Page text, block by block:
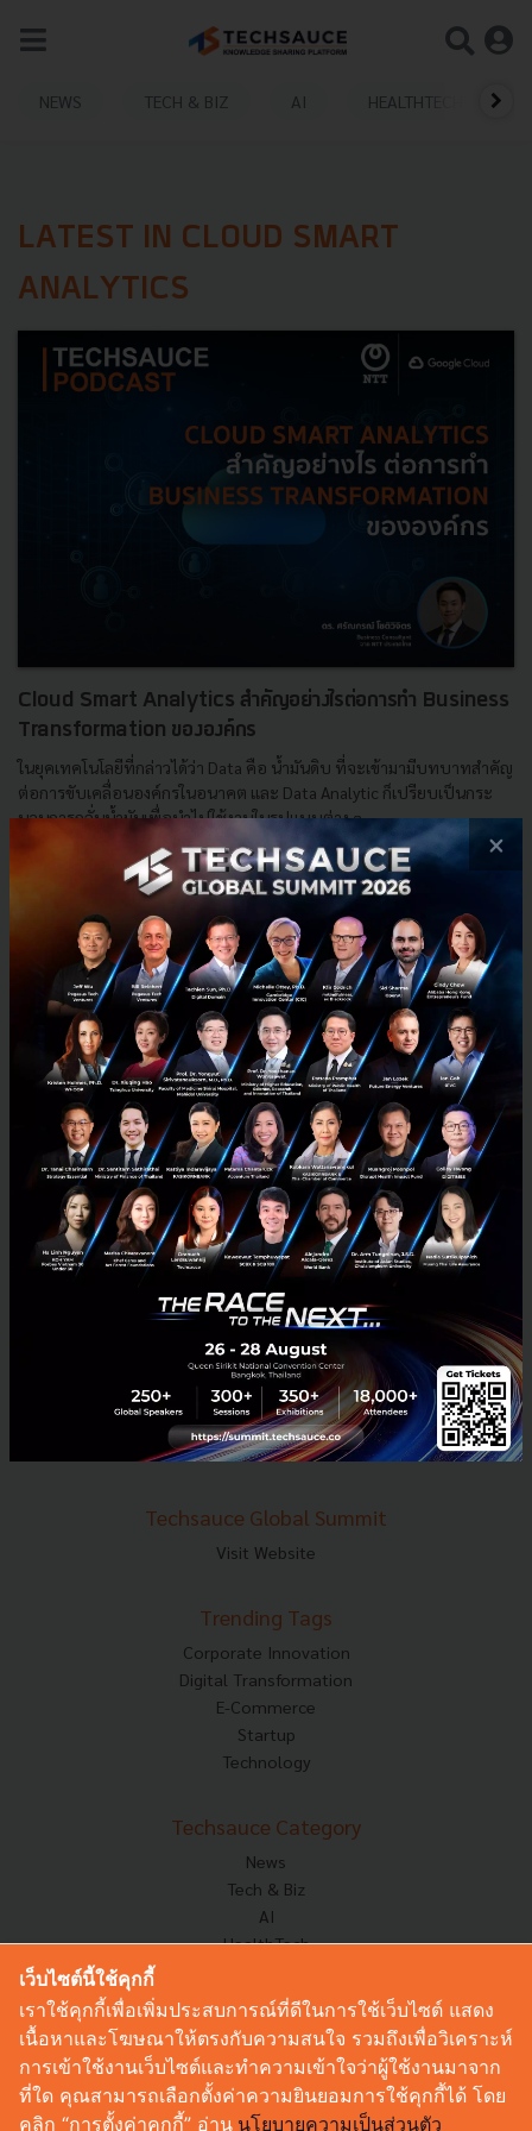
NEWS TECH & BIZ AI HEALTHTECH
LATEST IN CLOUD SMART
ANALYTICS
Cloud Smart Analytics สำคัญอย่างไรต่อการทำ Business
Transformation ขององค์กร
ในยุคเทคโนโลยีที่กล่าวได้ว่า Data คือ น้ำมันดิบ ที่จะเข้ามามีบทบาทสำคัญ
ต่อการขับเคลื่อนองค์กรในอนาคต และ Data Analytic ก็เปรียบเป็นกระ
บวนการกลั่นน้ำมันเพื่อนำไปใช้งานในรูปแบบต่าง ๆ...
| ByTechsauce Team
NTT Thailand Data Analytic Cloud Smart Analytics
Business Transformation
E-mail :contact@techsauce.co
Tel : 02-001-5375
Mobile : 06-4658-9500
Techsauce Media
About Techsauce
Techsauce Services
Privacy Policy
ส่งบทความ
Techsauce Global Summit
Visit Website
Trending Tags
Corporate Innovation
Digital Transformation
E-Commerce
Startup
Technology
Techsauce Category
News
Tech & Biz
AI
HealthTech
Corp Innov
Saucy Thoughts
Sustainable
Videos
×
เว็บไซต์นี้ใช้คุกกี้
เราใช้คุกกี้เพื่อเพิ่มประสบการณ์ที่ดีในการใช้เว็บไซต์ แสดง
เนื้อหาและโฆษณาให้ตรงกับความสนใจ รวมถึงเพื่อวิเคราะห์
การเข้าใช้งานเว็บไซต์และทำความเข้าใจว่าผู้ใช้งานมาจาก
ที่ใด คุณสามารถเลือกตั้งค่าความยินยอมการใช้คุกกี้ได้ โดย
คลิก “การตั้งค่าคุกกี้” อ่าน นโยบายความเป็นส่วนตัว